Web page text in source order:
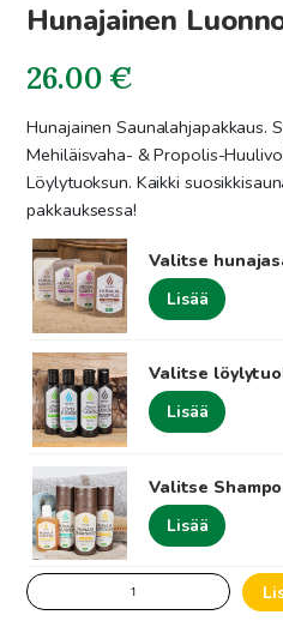
Hunajainen
26.00€
Hunajainen Saunalahjapakkaus.
Mehiläisvaha- & Propolis-
Löylytuoksun. Kaikki
pakkauksessa!
Valitse
Lisää
Valitse
Lisää
Valitse
Lisää
Hunajainen
Luonnonlahja